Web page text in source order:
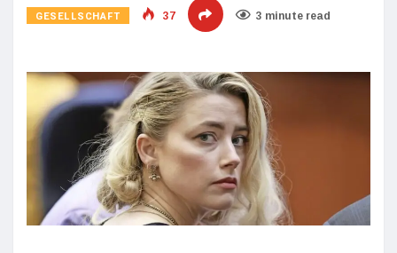
GESELLSCHAFT 37 3 minute read